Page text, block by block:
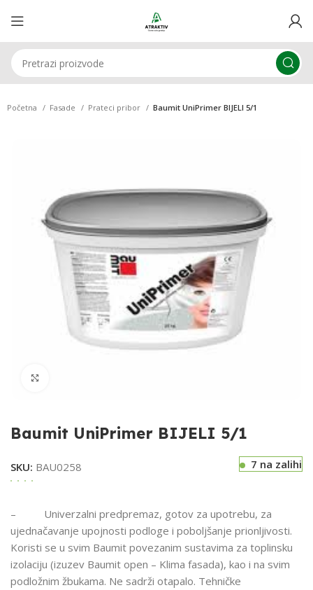
Početna Fasade Prateci pribor Baumit UniPrimer BIJELI 5/1
Baumit UniPrimer BIJELI 5/1
SKU: BAU0258 7 na zalihi
– Univerzalni predpremaz, gotov za upotrebu, za
ujednačavanje upojnosti podloge i poboljšanje prionljivosti.
Koristi se u svim Baumit povezanim sustavima za toplinsku
izolaciju (izuzev Baumit open – Klima fasada), kao i na svim
podložnim žbukama. Ne sadrži otapalo. Tehničke